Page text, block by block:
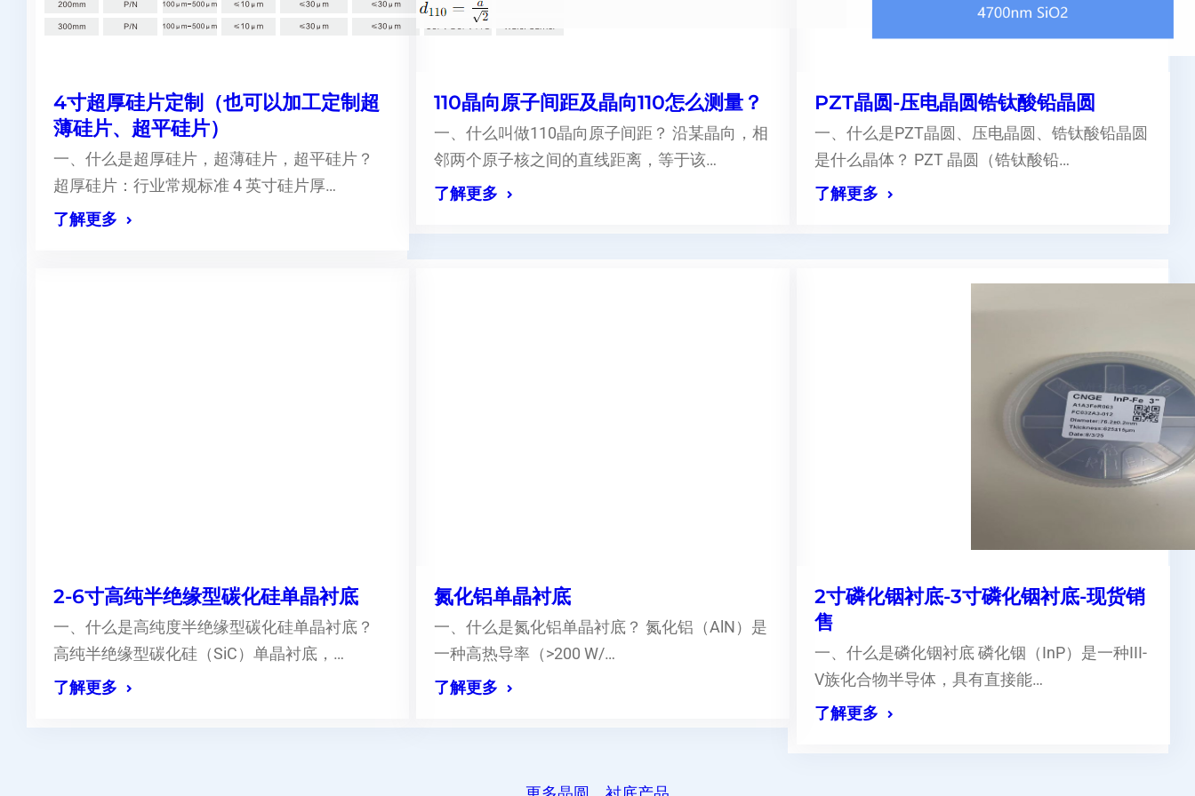
4寸超厚硅片定制（也可以加工定制超
薄硅片、超平硅片）
一、什么是超厚硅片，超薄硅片，超平硅片？
超厚硅片：行业常规标准 4 英寸硅片厚…
了解更多
110晶向原子间距及晶向110怎么测量？
一、什么叫做110晶向原子间距？ 沿某晶向，相
邻两个原子核之间的直线距离，等于该…
了解更多
PZT晶圆-压电晶圆锆钛酸铅晶圆
一、什么是PZT晶圆、压电晶圆、锆钛酸铅晶圆
是什么晶体？ PZT 晶圆（锆钛酸铅…
了解更多
2-6寸高纯半绝缘型碳化硅单晶衬底
一、什么是高纯度半绝缘型碳化硅单晶衬底？
高纯半绝缘型碳化硅（SiC）单晶衬底，…
了解更多
氮化铝单晶衬底
一、什么是氮化铝单晶衬底？ 氮化铝（AlN）是
一种高热导率（>200 W/…
了解更多
2寸磷化铟衬底-3寸磷化铟衬底-现货销
售
一、什么是磷化铟衬底 磷化铟（InP）是一种III-
V族化合物半导体，具有直接能…
了解更多